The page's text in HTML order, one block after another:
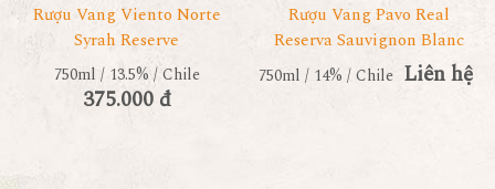
Rượu Vang Viento Norte
Syrah Reserve
750ml / 13.5% / Chile
375.000 đ
Rượu Vang Pavo Real
Reserva Sauvignon Blanc
750ml / 14% / Chile Liên hệ